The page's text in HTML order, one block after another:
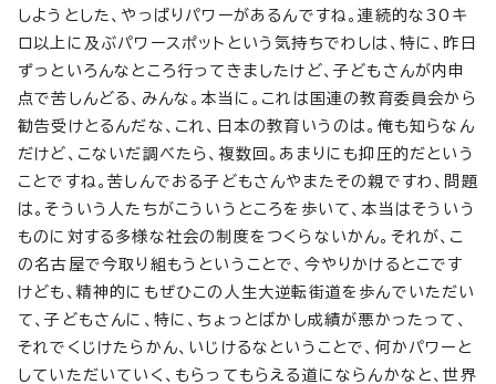
しようとした、やっぱりパワーがあるんですね。連続的な30キ
ロ以上に及ぶパワースポットという気持ちでわしは、特に、昨日
ずっといろんなところ行ってきましたけど、子どもさんが内申
点で苦しんどる、みんな。本当に。これは国連の教育委員会から
勧告受けとるんだな、これ、日本の教育いうのは。俺も知らなん
だけど、こないだ調べたら、複数回。あまりにも抑圧的だという
ことですね。苦しんでおる子どもさんやまたその親ですわ、問題
は。そういう人たちがこういうところを歩いて、本当はそういう
ものに対する多様な社会の制度をつくらないかん。それが、こ
の名古屋で今取り組もうということで、今やりかけるとこです
けども、精神的にもぜひこの人生大逆転街道を歩んでいただい
て、子どもさんに、特に、ちょっとばかし成績が悪かったって、
それでくじけたらかん、いじけるなということで、何かパワーと
していただいていく、もらってもらえる道にならんかなと、世界